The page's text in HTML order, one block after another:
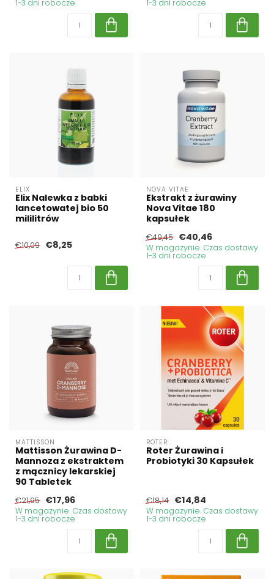
1-3 dni robocze 1-3 dni robocze
ELIX
Elix Nalewka z babki
lancetowatej bio 50
mililitrów
€10,09 €8,25
NOVA VITAE
Ekstrakt z żurawiny
Nova Vitae 180
kapsułek
€49,45 €40,46
W magazynie. Czas dostawy
1-3 dni robocze
MATTISSON
Mattisson Żurawina D-
Mannoza z ekstraktem
z mącznicy lekarskiej
90 Tabletek
€21,95 €17,96
W magazynie. Czas dostawy
1-3 dni robocze
ROTER
Roter Żurawina i
Probiotyki 30 Kapsułek
€18,14 €14,84
W magazynie. Czas dostawy
1-3 dni robocze